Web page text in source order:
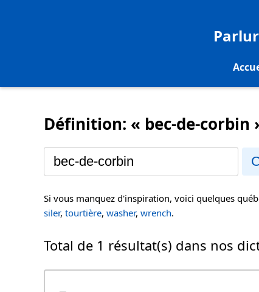
Définition: « bec-de-corbin
Si vous manquez d'inspiration, voici quelques
siler, tourtière, washer, wrench.
Total de 1 résultat(s) dans nos